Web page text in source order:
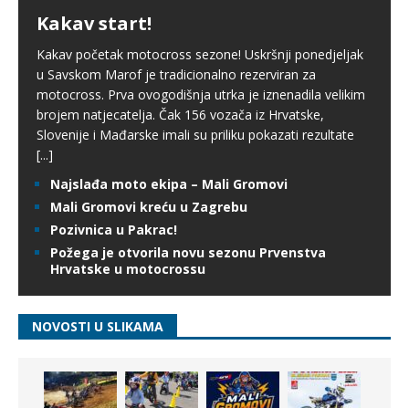
Kakav start!
Kakav početak motocross sezone! Uskršnji ponedjeljak
u Savskom Marof je tradicionalno rezerviran za
motocross. Prva ovogodišnja utrka je iznenadila velikim
brojem natjecatelja. Čak 156 vozača iz Hrvatske,
Slovenije i Mađarske imali su priliku pokazati rezultate
[...]
Najslađa moto ekipa – Mali Gromovi
Mali Gromovi kreću u Zagrebu
Pozivnica u Pakrac!
Požega je otvorila novu sezonu Prvenstva
Hrvatske u motocrossu
NOVOSTI U SLIKAMA